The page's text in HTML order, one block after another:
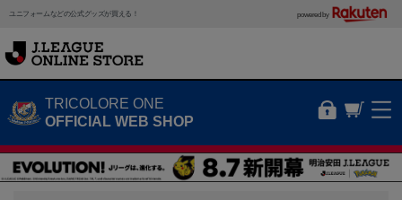
ユニフォームなどの公式グッズが買える！ powered by
TRICOLORE ONE
OFFICIAL WEB SHOP